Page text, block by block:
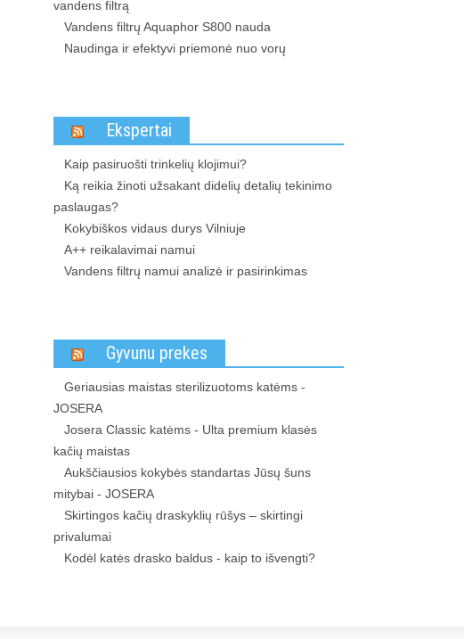
vandens filtrą
Vandens filtrų Aquaphor S800 nauda
Naudinga ir efektyvi priemonė nuo vorų
Ekspertai
Kaip pasiruošti trinkelių klojimui?
Ką reikia žinoti užsakant didelių detalių tekinimo
paslaugas?
Kokybiškos vidaus durys Vilniuje
A++ reikalavimai namui
Vandens filtrų namui analizė ir pasirinkimas
Gyvunu prekes
Geriausias maistas sterilizuotoms katėms -
JOSERA
Josera Classic katėms - Ulta premium klasės
kačių maistas
Aukščiausios kokybės standartas Jūsų šuns
mitybai - JOSERA
Skirtingos kačių draskyklių rūšys – skirtingi
privalumai
Kodėl katės drasko baldus - kaip to išvengti?